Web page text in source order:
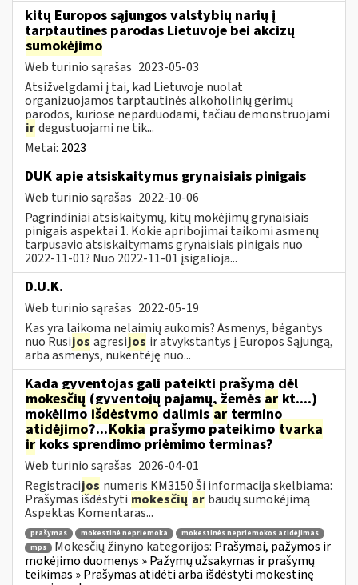
kitų Europos sąjungos valstybių narių į
tarptautines parodas Lietuvoje bei akcizų
sumokėjimo
Web turinio sąrašas 2023-05-03
Atsižvelgdami į tai, kad Lietuvoje nuolat
organizuojamos tarptautinės alkoholinių gėrimų
parodos, kuriose neparduodami, tačiau demonstruojami
irdegustuojami ne tik...
Metai: 2023
DUK apie atsiskaitymus grynaisiais pinigais
Web turinio sąrašas 2022-10-06
Pagrindiniai atsiskaitymų, kitų mokėjimų grynaisiais
pinigais aspektai 1. Kokie apribojimai taikomi asmenų
tarpusavio atsiskaitymams grynaisiais pinigais nuo
2022-11-01? Nuo 2022-11-01 įsigalioja...
D.U.K.
Web turinio sąrašas 2022-05-19
Kas yra laikoma nelaimių aukomis? Asmenys, bėgantys
nuo Rusijos agresijos ir atvykstantys į Europos Sąjungą,
arba asmenys, nukentėję nuo...
Kada gyventojas gali pateikti prašymą dėl
mokesčių (gyventojų pajamų, žemės ar kt....)
mokėjimo išdėstymo dalimis ar termino
atidėjimo?...Kokiaprašymo pateikimo tvarka
irkoks sprendimo priėmimo terminas?
Web turinio sąrašas 2026-04-01
Registracijos numeris KM3150 Ši informacija skelbiama:
Prašymas išdėstyti mokesčių ar baudų sumokėjimą
Aspektas Komentaras...
prašymas mokestinė nepriemoka
mokestinės nepriemokos atidėjimas
mps
Mokesčių žinyno kategorijos: Prašymai, pažymos ir
mokėjimo duomenys » Pažymų užsakymas ir prašymų
teikimas » Prašymas atidėti arba išdėstyti mokestinę